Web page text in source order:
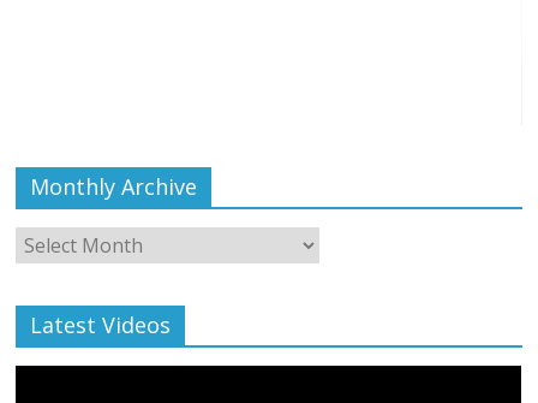
Monthly Archive
Monthly
Archive
Latest Videos